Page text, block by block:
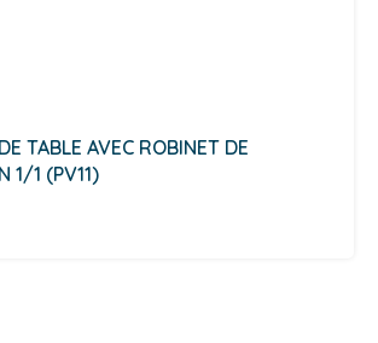
TABLE AVEC ROBINET DE
1/1 (PV11)